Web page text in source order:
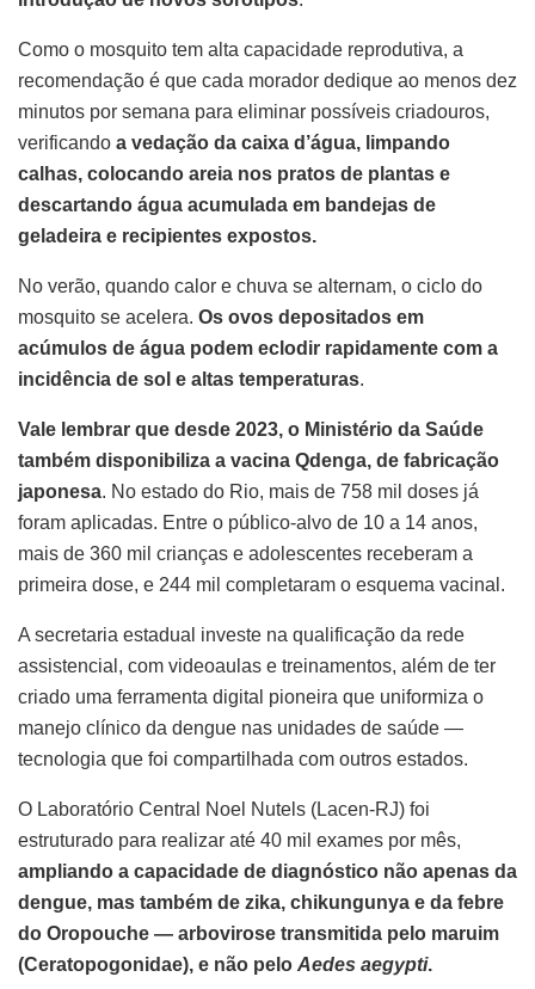
Como o mosquito tem alta capacidade reprodutiva, a
recomendação é que cada morador dedique ao menos dez
minutos por semana para eliminar possíveis criadouros,
verificando a vedação da caixa d’água, limpando
calhas, colocando areia nos pratos de plantas e
descartando água acumulada em bandejas de
geladeira e recipientes expostos.
No verão, quando calor e chuva se alternam, o ciclo do
mosquito se acelera. Os ovos depositados em
acúmulos de água podem eclodir rapidamente com a
incidência de sol e altas temperaturas.
Vale lembrar que desde 2023, o Ministério da Saúde
também disponibiliza a vacina Qdenga, de fabricação
japonesa. No estado do Rio, mais de 758 mil doses já
foram aplicadas. Entre o público-alvo de 10 a 14 anos,
mais de 360 mil crianças e adolescentes receberam a
primeira dose, e 244 mil completaram o esquema vacinal.
A secretaria estadual investe na qualificação da rede
assistencial, com videoaulas e treinamentos, além de ter
criado uma ferramenta digital pioneira que uniformiza o
manejo clínico da dengue nas unidades de saúde —
tecnologia que foi compartilhada com outros estados.
O Laboratório Central Noel Nutels (Lacen-RJ) foi
estruturado para realizar até 40 mil exames por mês,
ampliando a capacidade de diagnóstico não apenas da
dengue, mas também de zika, chikungunya e da febre
do Oropouche — arbovirose transmitida pelo maruim
(Ceratopogonidae), e não pelo Aedes aegypti.